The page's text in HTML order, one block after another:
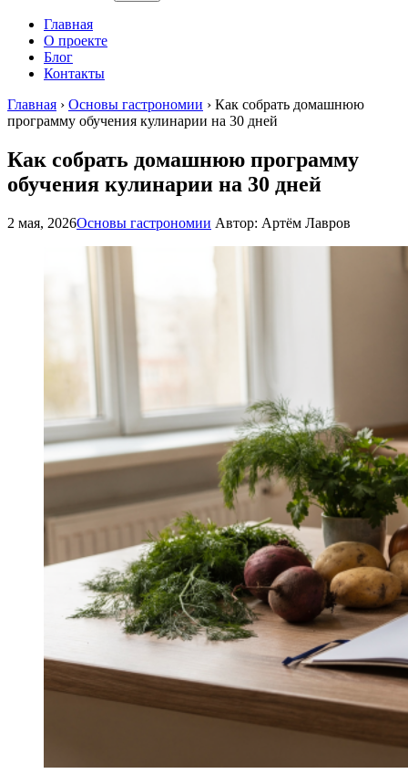
Главная
О проекте
Блог
Контакты
Главная › Основы гастрономии › Как собрать домашнюю
программу обучения кулинарии на 30 дней
Как собрать домашнюю программу
обучения кулинарии на 30 дней
2 мая, 2026Основы гастрономии Автор: Артём Лавров